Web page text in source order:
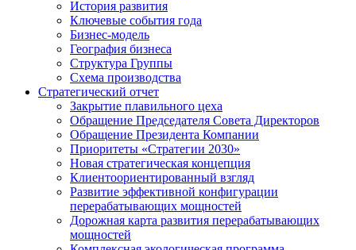
История развития
Ключевые события года
Бизнес-модель
География бизнеса
Структура Группы
Схема производства
Стратегический отчет
Закрытие плавильного цеха
Обращение Председателя Совета Директоров
Обращение Президента Компании
Приоритеты «Стратегии 2030»
Новая стратегическая концепция
Клиентоориентированный взгляд
Развитие эффективной конфигурации
перерабатывающих мощностей
Дорожная карта развития перерабатывающих
мощностей